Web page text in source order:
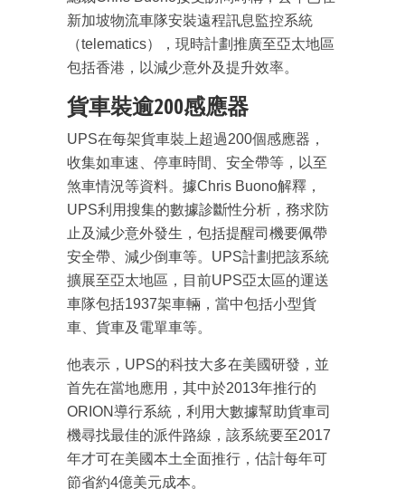
新加坡物流車隊安裝遠程訊息監控系統
（telematics），現時計劃推廣至亞太地區
包括香港，以減少意外及提升效率。
貨車裝逾200感應器
UPS在每架貨車裝上超過200個感應器，
收集如車速、停車時間、安全帶等，以至
煞車情況等資料。據Chris Buono解釋，
UPS利用搜集的數據診斷性分析，務求防
止及減少意外發生，包括提醒司機要佩帶
安全帶、減少倒車等。UPS計劃把該系統
擴展至亞太地區，目前UPS亞太區的運送
車隊包括1937架車輛，當中包括小型貨
車、貨車及電單車等。
他表示，UPS的科技大多在美國研發，並
首先在當地應用，其中於2013年推行的
ORION導行系統，利用大數據幫助貨車司
機尋找最佳的派件路線，該系統要至2017
年才可在美國本土全面推行，估計每年可
節省約4億美元成本。
最新資訊（附創業懶人包），直達郵